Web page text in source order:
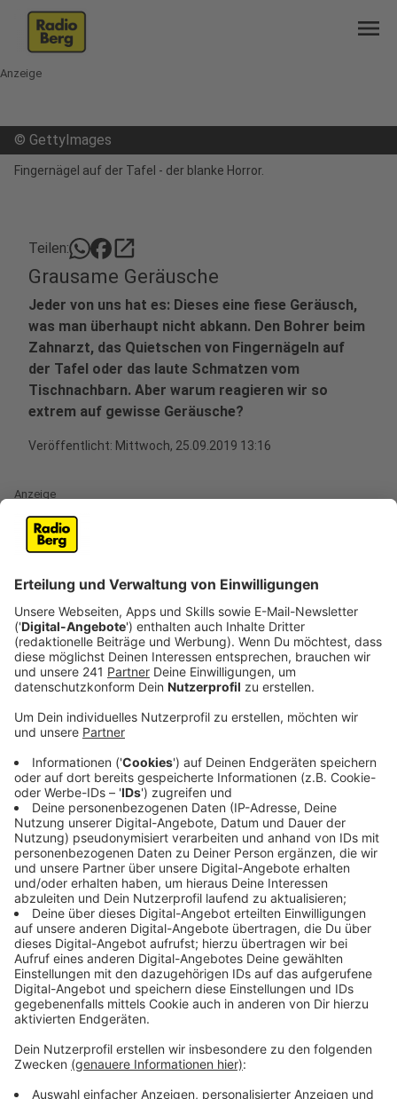
menu
Anzeige
© GettyImages
Fingernägel auf der Tafel - der blanke Horror.
Teilen: open_in_new
Grausame Geräusche
Jeder von uns hat es: Dieses eine fiese Geräusch,
was man überhaupt nicht abkann. Den Bohrer beim
Zahnarzt, das Quietschen von Fingernägeln auf
der Tafel oder das laute Schmatzen vom
Tischnachbarn. Aber warum reagieren wir so
extrem auf gewisse Geräusche?
Veröffentlicht: Mittwoch, 25.09.2019 13:16
Anzeige
Welche Geräusche wir so richtig fies finden, hängt
tatsächlich auch davon ab, was wir für Erfahrungen
Quietschen oft an einen fiesen Lehrer oder das
Kratzen der Gabel über den Teller an die endlose "iss
deinen Teller auf" - Tirade von Mama und Papa. Je
nachdem was wir erlebt habt stört uns das eine
Stück weit ein subjektives Empfinden, welches
Anzeige
Warum sorgen manche Geräusche für
Gänsehaut?
Anzeige
Die Gänsehaut bei fiesen Geräuschen ist ein Relikt aus
der Urzeit: Damals haben sie Gefahr bedeutet: Die
Körperhaare stellten sich auf, damit man für den
Angreifer größer und bedrohlicher wirkte. Und ein
bisschen davon ist noch geblieben: Auch wenn wir
heute kein Fell mehr haben, ziehen sich unsere
Haarwurzeln zusammen und wir bekommen Gänsehaut.